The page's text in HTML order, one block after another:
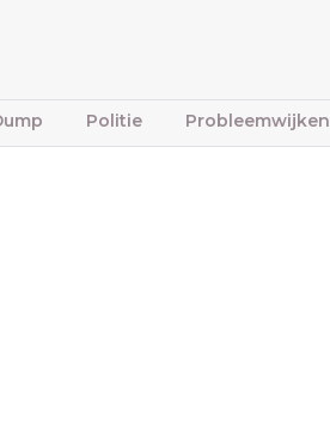
Politie Probleemwijken